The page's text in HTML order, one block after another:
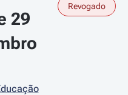
29
Revogado